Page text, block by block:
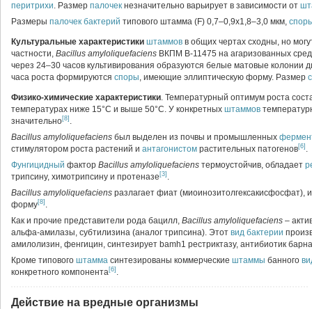
перитрихи. Размер палочек незначительно варьирует в зависимости от
Размеры палочек бактерий типового штамма (F) 0,7–0,9х1,8–3,0 мкм,
Культуральные характеристики штаммов в общих чертах сходны, но
частности, Bacillus amyloliquefaciens ВКПМ В-11475 на агаризованных
через 24–30 часов культивирования образуются белые матовые колонии
часа роста формируются споры, имеющие эллиптическую форму. Размер
Физико-химические характеристики. Температурный оптимум роста
температурах ниже 15°C и выше 50°C. У конкретных штаммов
значительно[8] .
Bacillus amyloliquefaciens был выделен из почвы и промышленных
стимулятором роста растений и антагонистом растительных патогенов[6] .
Фунгицидный фактор Bacillus amyloliquefaciens термоустойчив, обладает
трипсину, химотрипсину и протеназе [3] .
Bacillus amyloliquefaciens разлагает фиат
форму[8] .
Как и прочие представители рода бацилл, Bacillus amyloliquefaciens –
альфа-амилазы, субтилизина (аналог трипсина). Этот вид бактерии
амилолизин, фенгицин, синтезирует bamh1 рестриктазу, антибиотик
Кроме типового штамма синтезированы коммерческие штаммы банного
конкретного компонента[6] .
Действие на вредные организмы